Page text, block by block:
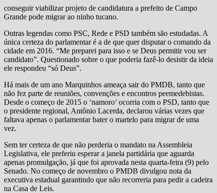
conseguir viabilizar projeto de candidatura a prefeito de Campo
Grande pode migrar ao ninho tucano.
Outras legendas como PSC, Rede e PSD também são estudadas. A
única certeza do parlamentar é a de que quer disputar o comando da
cidade em 2016. “Me preparei para isso e se Deus permitir vou ser
candidato”. Questionado sobre o que poderia fazê-lo desistir da ideia
ele respondeu “só Deus”.
Há mais de um ano Marquinhos ameaça sair do PMDB, tanto que
não fez parte de reuniões, convenções e encontros peemedebistas.
Desde o começo de 2015 o ‘namoro’ ocorria com o PSD, tanto que
o presidente regional, Antônio Lacerda, declarou várias vezes que
faltava apenas o parlamentar bater o martelo para migrar de uma
vez.
Sem ter certeza de que não perderia o mandato na Assembleia
Legislativa, ele preferiu esperar a janela partidária que aguarda
apenas promulgação, já que foi aprovada nesta quarta-feira (9) pelo
Senado. No começo de novembro o PMDB divulgou nota da
executiva estadual garantindo que não recorreria para pedir a cadeira
na Casa de Leis.